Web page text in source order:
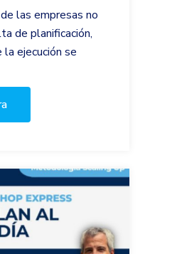
las empresas no
de planificación,
la ejecución se